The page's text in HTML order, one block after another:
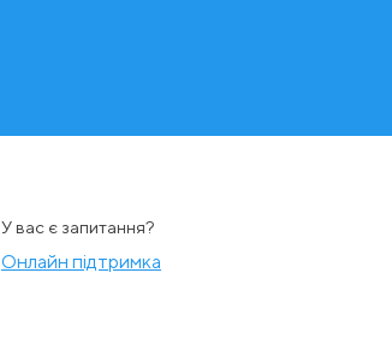
У вас є запитання?
Онлайн підтримка